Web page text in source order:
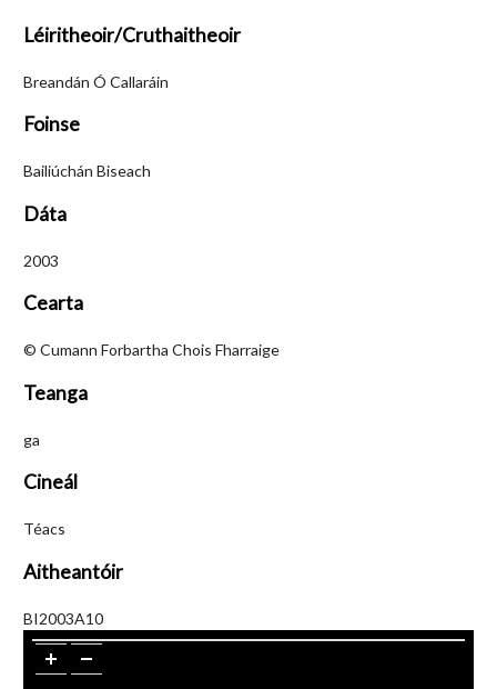
Léiritheoir/Cruthaitheoir
Breandán Ó Callaráin
Foinse
Bailiúchán Biseach
Dáta
2003
Cearta
© Cumann Forbartha Chois Fharraige
Teanga
ga
Cineál
Téacs
Aitheantóir
BI2003A10